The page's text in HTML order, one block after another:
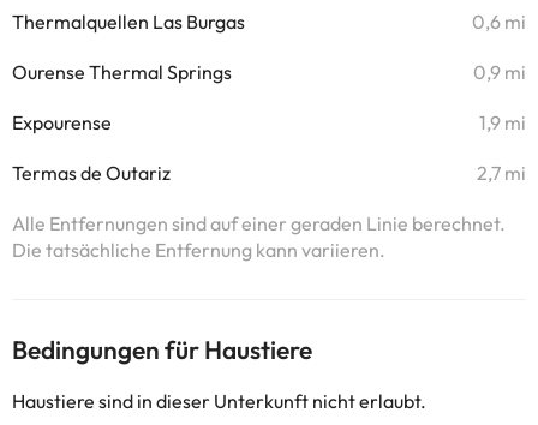
Thermalquellen Las Burgas 0,6 mi
Ourense Thermal Springs 0,9 mi
Expourense 1,9 mi
Termas de Outariz 2,7 mi
Alle Entfernungen sind auf einer geraden Linie berechnet.
Die tatsächliche Entfernung kann variieren.
Bedingungen für Haustiere
Haustiere sind in dieser Unterkunft nicht erlaubt.